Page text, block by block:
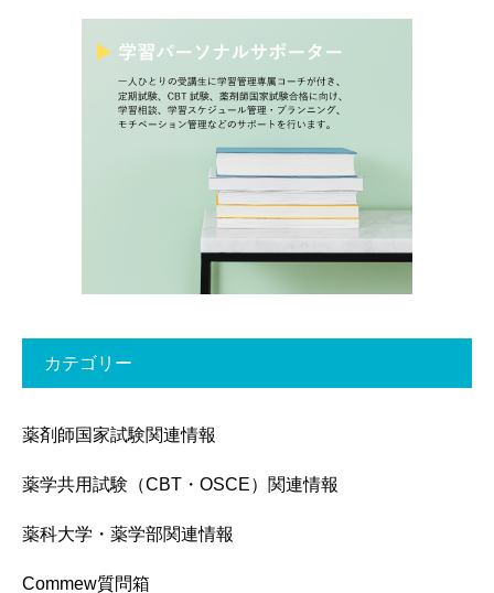
カテゴリー
薬剤師国家試験関連情報
薬学共用試験（CBT・OSCE）関連情報
薬科大学・薬学部関連情報
Commew質問箱